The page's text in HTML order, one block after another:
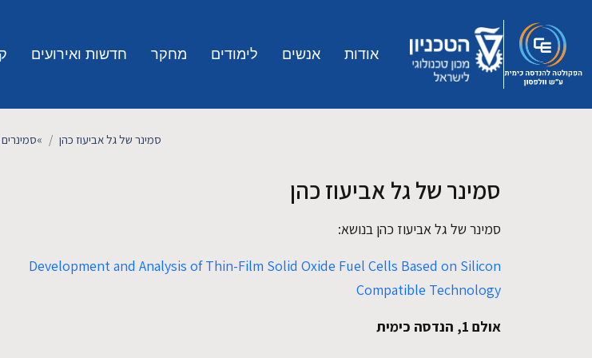
אודות אנשים לימודים מחקר חדשות ואירועים
סמינרים» סמינר של גל אביעוז כהן
סמינר של גל אביעוז כהן
סמינר של גל אביעוז כהן בנושא:
Development and Analysis of Thin-Film Solid Oxide Fuel Cells Based on Silicon
Compatible Technology
אולם 1, הנדסה כימית